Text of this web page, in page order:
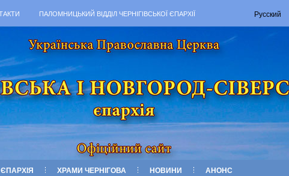
ПАЛОМНИЦЬКИЙ ВІДДІЛ ЧЕРНІГІВСЬКОЇ ЄПАРХІЇ Русский
ЄПАРХІЯ ХРАМИ ЧЕРНІГОВА НОВИНИ АНОНС